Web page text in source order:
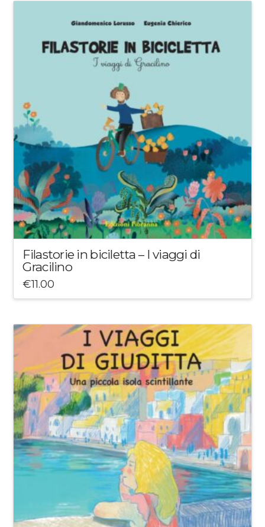
Filastorie in biciletta – I viaggi di
Gracilino
€11.00